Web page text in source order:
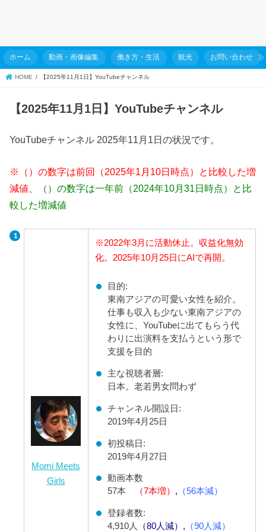
ホーム 動画・画像編集 働き方・生活 観光 お問い合わせ
HOME 【2025年11月1日】YouTubeチャンネル
【2025年11月1日】YouTubeチャンネル
YouTubeチャンネル 2025年11月1日の状況です。
※（）の数字は前回（2025年1月10日時点）と比較した増
減値、
（）の数字は一年前（2024年10月31日時点）と比
較した増減値
Momi Meets
Girls
※2022年3月に活動休止。収益化無効
化。2025年10月25日にAIで再開。
目的:
東南アジアの可愛い女性を紹介。
仕事も収入も少ない東南アジアの
女性に、YouTubeに出てもらう代
わりに出演料を支払うという形で
支援を目的
主な視聴者層:
日本。老若男女問わず
チャンネル開設日:
2019年4月25日
初投稿日:
2019年4月27日
動画本数
57本
（7本増） , （56本減）
登録者数:
4,910人
（80人減）, （90人減）